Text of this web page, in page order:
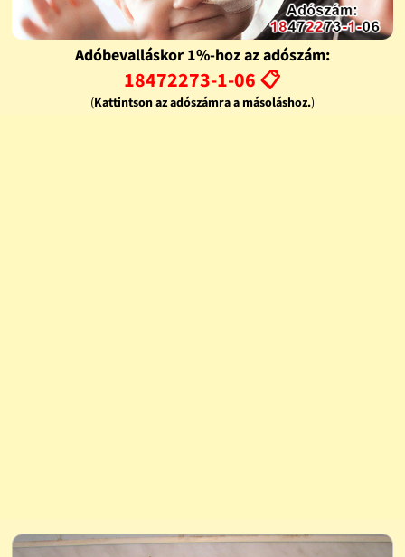
Adóbevalláskor 1%-hoz az adószám:
18472273-1-06 📋
(Kattintson az adószámra a másoláshoz.)